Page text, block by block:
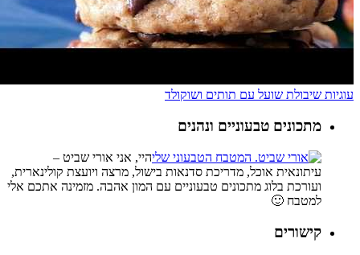
עוגיות שיבולת שועל עם תותים ושוקולד
מתכונים טבעוניים ונהנים
היי, אני אורי שביט –
עיתונאית אוכל, מדריכת סדנאות בישול, מרצה ויועצת קולינארית,
ועורכת בלוג מתכונים טבעוניים עם המון אהבה. מזמינה אתכם אלי
למטבח 🙂
קישורים